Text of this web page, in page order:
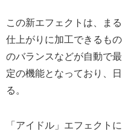
この新エフェクトは、ま
仕上がりに加工できるも
のバランスなどが自動で
定の機能となっており、
る。
「アイドル」エフェクト